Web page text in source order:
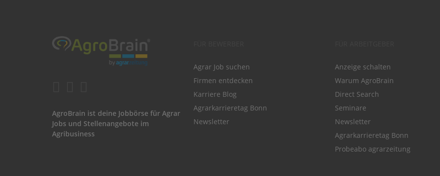
AgroBrain ist deine Jobbörse für Agrar
Jobs und Stellenangebote im
Agribusiness
Agrar Job suchen
Firmen entdecken
Karriere Blog
Agrarkarrieretag Bonn
Newsletter
Anzeige schalten
Warum AgroBrain
Direct Search
Seminare
Newsletter
Agrarkarrieretag Bonn
Probeabo agrarzeitung